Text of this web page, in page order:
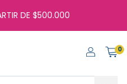
DE $500.000
0